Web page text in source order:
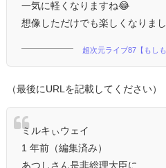
一気に軽くなりますね😂
想像しただけでも楽しくなりま
超次元ライブ87【もし
（最後にURLを記載してください）
ミルキぃウェイ
1 年前（編集済み）
あつしさん是非総理大臣に